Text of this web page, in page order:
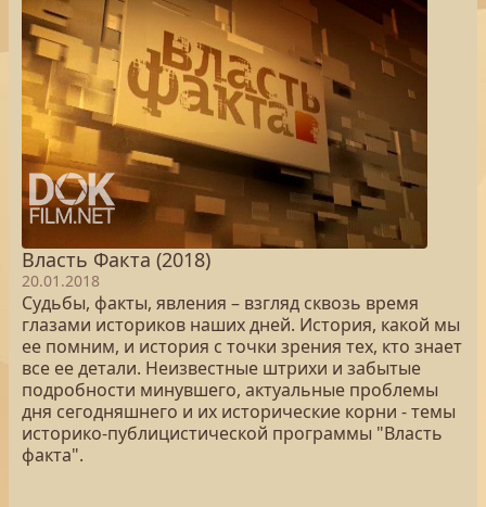
Власть Факта (2018)
20.01.2018
Судьбы, факты, явления – взгляд сквозь время
глазами историков наших дней. История, какой мы
ее помним, и история с точки зрения тех, кто знает
все ее детали. Неизвестные штрихи и забытые
подробности минувшего, актуальные проблемы
дня сегодняшнего и их исторические корни - темы
историко-публицистической программы "Власть
факта".